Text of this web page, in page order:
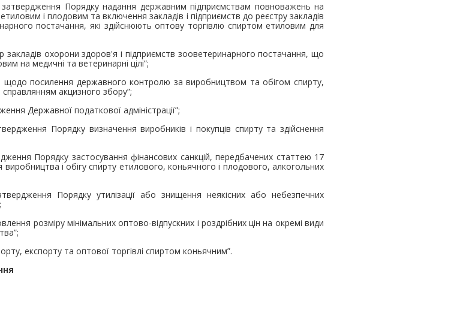
Порядку надання державним підприємствам повноважень на
і плодовим та включення закладів і підприємств до реєстру закладів
постачання, які здійснюють оптову торгівлю спиртом етиловим для
охорони здоров'я і підприємств зооветеринарного постачання, що
на медичні та ветеринарні цілі”;
посилення державного контролю за виробництвом та обігом спирту,
акцизного збору”;
Державної податкової адміністрації”;
Порядку визначення виробників і покупців спирту та здійснення
Порядку застосування фінансових санкцій, передбачених статтею 17
і обігу спирту етилового, коньячного і плодового, алкогольних
Порядку утилізації або знищення неякісних або небезпечних
розміру мінімальних оптово-відпускних і роздрібних цін на окремі види
експорту та оптової торгівлі спиртом коньячним”.